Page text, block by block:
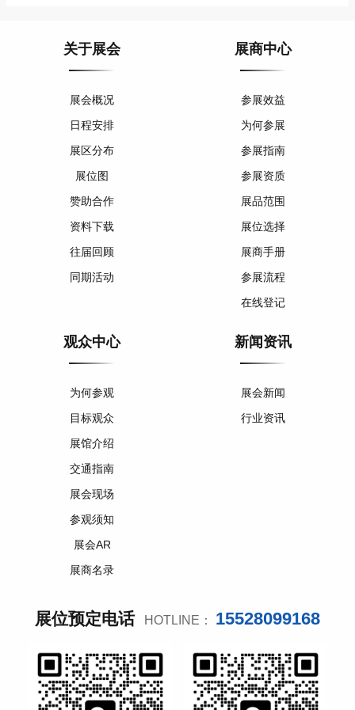
关于展会
展会概况
日程安排
展区分布
展位图
赞助合作
资料下载
往届回顾
同期活动
展商中心
参展效益
为何参展
参展指南
参展资质
展品范围
展位选择
展商手册
参展流程
在线登记
观众中心
为何参观
目标观众
展馆介绍
交通指南
展会现场
参观须知
展会AR
展商名录
新闻资讯
展会新闻
行业资讯
展位预定电话 HOTLINE： 15528099168